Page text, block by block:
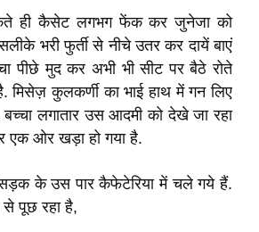
ही कैसेट लगभग फेंक कर जुनेजा को
भरी फुर्ती से नीचे उतर कर दायें बाएं
पीछे मुद कर अभी भी सीट पर बैठे रोते
मिसेज़ कुलकर्णी का भाई हाथ में गन लिए
बच्चा लगातार उस आदमी को देखे जा रहा
एक ओर खड़ा हो गया है.
के उस पार कैफेटेरिया में चले गये हैं.
से पूछ रहा है,